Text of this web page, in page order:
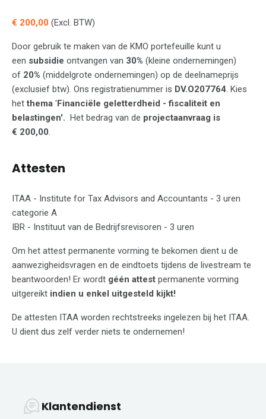
€ 200,00 (Excl. BTW)
Door gebruik te maken van de KMO portefeuille kunt u
een subsidie ontvangen van 30% (kleine ondernemingen)
of 20% (middelgrote ondernemingen) op de deelnameprijs
(exclusief btw). Ons registratienummer is DV.O207764 . Kies
hetthema 'Financiële geletterdheid - fiscaliteit en
belastingen'. Het bedrag van de projectaanvraag is
€ 200,00
Attesten
ITAA - Institute for Tax Advisors and Accountants - 3 uren
categorie A
IBR - Instituut van de Bedrijfsrevisoren - 3 uren
Om het attest permanente vorming te bekomen dient u de
aanwezigheidsvragen en de eindtoets tijdens de livestream te
beantwoorden! Er wordt géén attest permanente vorming
uitgereikt indien u enkel uitgesteld kijkt!
De attesten ITAA worden rechtstreeks ingelezen bij het ITAA.
U dient dus zelf verder niets te ondernemen!
Klantendienst